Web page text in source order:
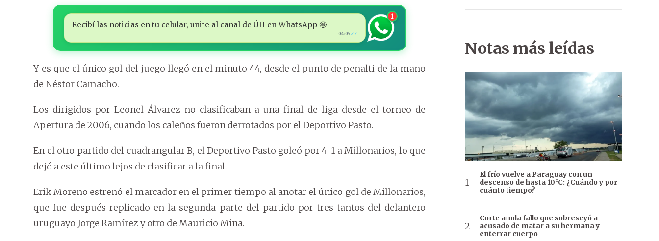
Recibí las noticias en tu celular, unite al canal de ÚH en WhatsApp 🤩
04:05 ✓✓
1
Y es que el único gol del juego llegó en el minuto 44, desde el punto de penalti de la mano
de Néstor Camacho.
Los dirigidos por Leonel Álvarez no clasificaban a una final de liga desde el torneo de
Apertura de 2006, cuando los caleños fueron derrotados por el Deportivo Pasto.
En el otro partido del cuadrangular B, el Deportivo Pasto goleó por 4-1 a Millonarios, lo que
dejó a este último lejos de clasificar a la final.
Erik Moreno estrenó el marcador en el primer tiempo al anotar el único gol de Millonarios,
que fue después replicado en la segunda parte del partido por tres tantos del delantero
uruguayo Jorge Ramírez y otro de Mauricio Mina.
Notas más leídas
El frío vuelve a Paraguay con un
descenso de hasta 10°C: ¿Cuándo y por
cuánto tiempo?
Corte anula fallo que sobreseyó a
acusado de matar a su hermana y
enterrar cuerpo